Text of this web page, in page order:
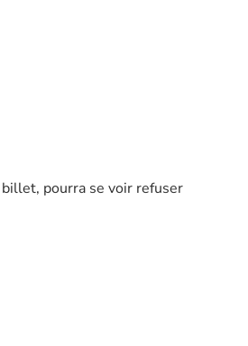
pourra se voir refuser